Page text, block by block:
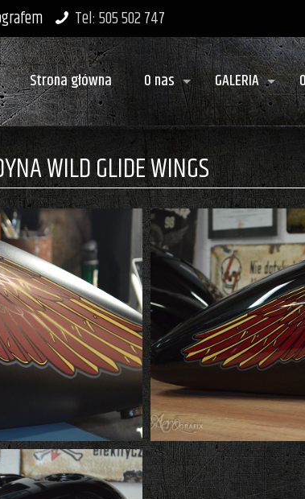
Tel: 505 502 747
Strona główna O nas GALERIA
WILD GLIDE WINGS